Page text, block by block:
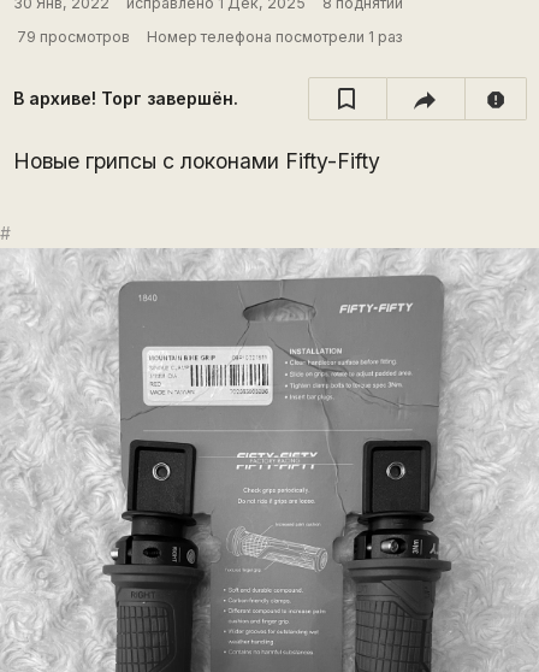
79 просмотров
Номер телефона посмотрели 1 раз
В архиве! Торг завершён. report
Новые грипсы с локонами Fifty-Fifty
#